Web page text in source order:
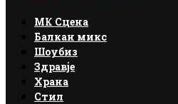
МК Сцена
Балкан микс
Шоубиз
Здравје
Храна
Стил